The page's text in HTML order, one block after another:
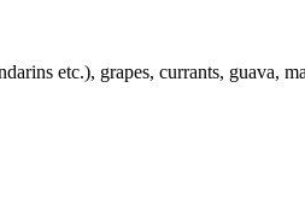
etc.), grapes, currants, guava,